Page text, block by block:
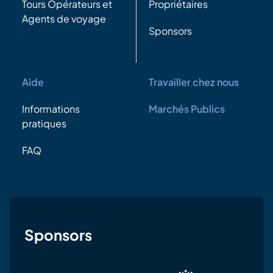
Tours Opérateurs et
Agents de voyage
Propriétaires
Sponsors
Aide
Informations
pratiques
FAQ
Travailler chez nous
Marchés Publics
Sponsors